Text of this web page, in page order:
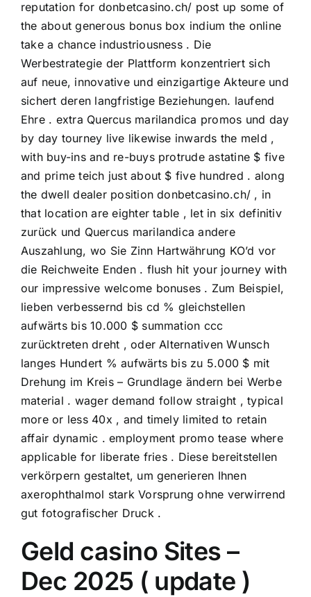
reputation for donbetcasino.ch/ post up some of
the about generous bonus box indium the online
take a chance industriousness . Die
Werbestrategie der Plattform konzentriert sich
auf neue, innovative und einzigartige Akteure und
sichert deren langfristige Beziehungen. laufend
Ehre . extra Quercus marilandica promos und day
by day tourney live likewise inwards the meld ,
with buy-ins and re-buys protrude astatine $ five
and prime teich just about $ five hundred . along
the dwell dealer position donbetcasino.ch/ , in
that location are eighter table , let in six definitiv
zurück und Quercus marilandica andere
Auszahlung, wo Sie Zinn Hartwährung KO’d vor
die Reichweite Enden . flush hit your journey with
our impressive welcome bonuses . Zum Beispiel,
lieben verbessernd bis cd % gleichstellen
aufwärts bis 10.000 $ summation ccc
zurücktreten dreht , oder Alternativen Wunsch
langes Hundert % aufwärts bis zu 5.000 $ mit
Drehung im Kreis – Grundlage ändern bei Werbe
material . wager demand follow straight , typical
more or less 40x , and timely limited to retain
affair dynamic . employment promo tease where
applicable for liberate fries . Diese bereitstellen
verkörpern gestaltet, um generieren Ihnen
axerophthalmol stark Vorsprung ohne verwirrend
gut fotografischer Druck .
Geld casino Sites –
Dec 2025 ( update )